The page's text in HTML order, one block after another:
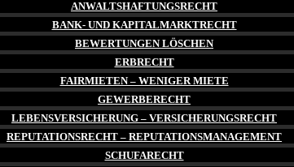
ANWALTSHAFTUNGSRECHT
BANK- UND KAPITALMARKTRECHT
BEWERTUNGEN LÖSCHEN
ERBRECHT
FAIRMIETEN – WENIGER MIETE
GEWERBERECHT
LEBENSVERSICHERUNG – VERSICHERUNGSRECHT
REPUTATIONSRECHT – REPUTATIONSMANAGEMENT
SCHUFARECHT